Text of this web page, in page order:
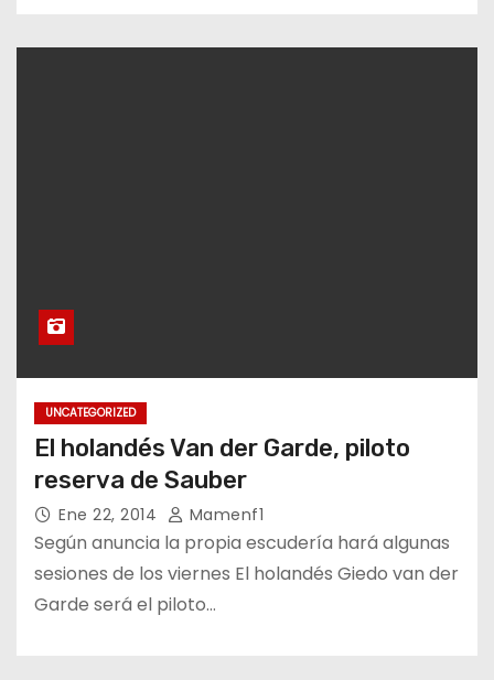
UNCATEGORIZED
El holandés Van der Garde, piloto
reserva de Sauber
Ene 22, 2014 Mamenf1
Según anuncia la propia escudería hará algunas
sesiones de los viernes El holandés Giedo van der
Garde será el piloto…